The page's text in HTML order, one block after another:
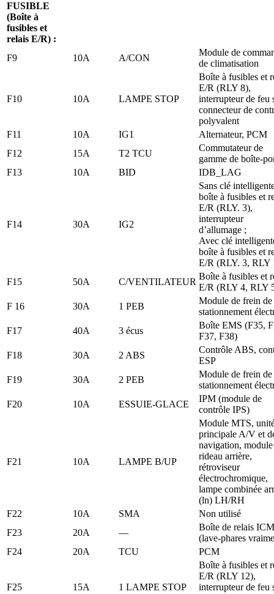
FUSIBLE
(Boîte à
fusibles et
relais E/R) :
F9
10A A/CON
Module de
de climatisation
F10 10A LAMPE STOP
Boîte à fusibles et
E/R (RLY 8),
interrupteur de feu
connecteur de
polyvalent
F11
10A IG1
Alternateur, PCM
F12
15A T2 TCU
Commutateur de
gamme de boîte-
F13
10A BID IDB_LAG
F14 30A IG2
Sans clé
boîte à fusibles et
E/R (RLY. 3),
interrupteur
d’allumage ;
Avec clé
boîte à fusibles et
E/R (RLY. 3, RLY
F15
50A C/VENTILATEUR
Boîte à fusibles et
E/R (RLY 4, RLY
F 16
30A 1 PEB
Module de frein de
stationnement
F17
40A 3 écus
Boîte EMS (F35,
F37, F38)
F18
30A 2 ABS
Contrôle ABS,
ESP
F19
30A 2 PEB
Module de frein de
stationnement
F20
10A ESSUIE-GLACE
IPM (module de
contrôle IPS)
F21 10A LAMPE B/UP
Module MTS,
principale A/V et
navigation,
rideau arrière,
rétroviseur
électrochromique,
lampe combinée
(ln) LH/RH
F22
10A SMA
Non utilisé
F23
20A —
Boîte de relais ICM
(lave-phares
F24
20A TCU PCM
F25 15A 1 LAMPE STOP
Boîte à fusibles et
E/R (RLY 12),
interrupteur de feu